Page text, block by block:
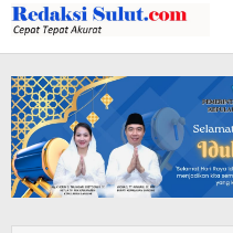
Lewati
ke
konten